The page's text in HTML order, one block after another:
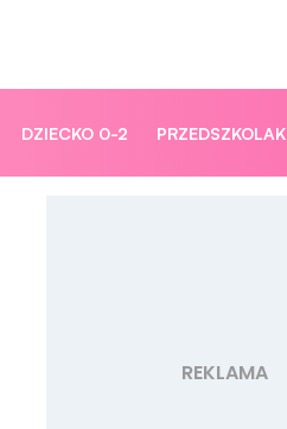
DZIECKO 0-2 PRZEDSZKOLAK